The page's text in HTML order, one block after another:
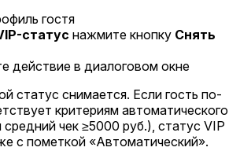
гостя
статус нажмите кнопку Снять
действие в диалоговом окне
статус снимается. Если гость по-
критериям автоматического
чек ≥5000 руб.), статус VIP
с пометкой «Автоматический».